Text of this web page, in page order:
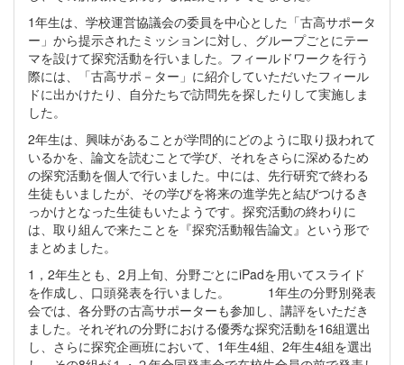
1年生は、学校運営協議会の委員を中心とした「古高サポータ
ー」から提示されたミッションに対し、グループごとにテー
マを設けて探究活動を行いました。フィールドワークを行う
際には、「古高サポ－ター」に紹介していただいたフィール
ドに出かけたり、自分たちで訪問先を探したりして実施しま
した。
2年生は、興味があることが学問的にどのように取り扱われて
いるかを、論文を読むことで学び、それをさらに深めるため
の探究活動を個人で行いました。中には、先行研究で終わる
生徒もいましたが、その学びを将来の進学先と結びつけるき
っかけとなった生徒もいたようです。探究活動の終わりに
は、取り組んで来たことを『探究活動報告論文』という形で
まとめました。
1，2年生とも、2月上旬、分野ごとにiPadを用いてスライド
を作成し、口頭発表を行いました。 1年生の分野別発表
会では、各分野の古高サポーターも参加し、講評をいただき
ました。それぞれの分野における優秀な探究活動を16組選出
し、さらに探究企画班において、1年生4組、2年生4組を選出